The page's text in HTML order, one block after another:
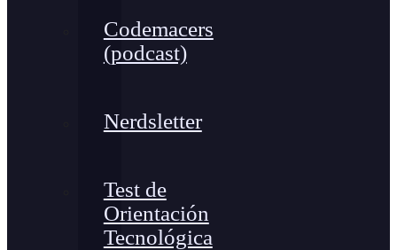
Codemacers
(podcast)
Nerdsletter
Test de
Orientación
Tecnológica